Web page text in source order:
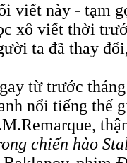
viết này - tạm
xô viết thời
ta đã thay
từ trước
nổi tiếng thế
chiến hào